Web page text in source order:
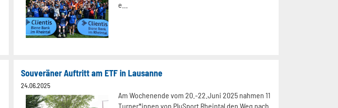
e...
Souveräner Auftritt am ETF in Lausanne
24.06.2025
Am Wochenende vom 20.-22.Juni 2025 nahmen 11
Turner*innen von PluSport Rheintal den Weg nach